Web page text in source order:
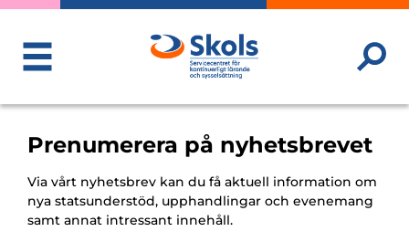
ToggleMenu
Prenumerera på nyhetsbrevet
Via vårt nyhetsbrev kan du få aktuell information om
nya statsunderstöd, upphandlingar och evenemang
samt annat intressant innehåll.